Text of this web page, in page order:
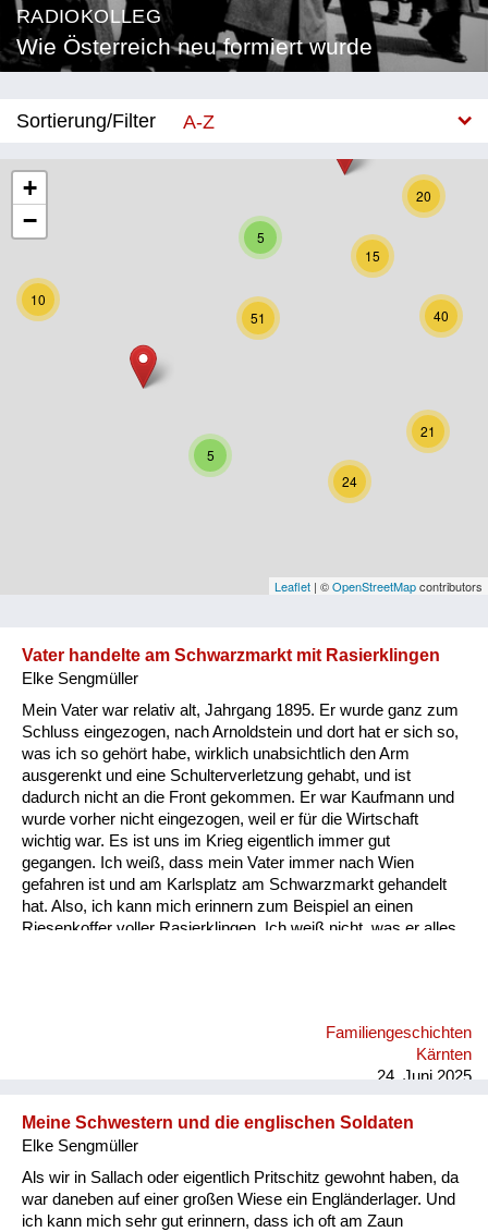
RADIOKOLLEG
Wie Österreich neu formiert wurde
Sortierung/Filter
A-Z
Bundesland
Burgenland
Kärnten
Salzburg
Vorarlberg
Besatzungsmächte
Frauen, Mütter, Kinder
Versorgung
Heimkehrer
Fluchtgeschichten
Wiederaufbau und
Wohnen
15
24
40
5
20
51
21
5
10
+
−
Leaflet | ©OpenStreetMapcontributors
Vater handelte am Schwarzmarkt mit Rasierklingen
Elke Sengmüller
Mein Vater war relativ alt, Jahrgang 1895. Er wurde ganz zum
Schluss eingezogen, nach Arnoldstein und dort hat er sich so,
was ich so gehört habe, wirklich unabsichtlich den Arm
ausgerenkt und eine Schulterverletzung gehabt, und ist
dadurch nicht an die Front gekommen. Er war Kaufmann und
wurde vorher nicht eingezogen, weil er für die Wirtschaft
wichtig war. Es ist uns im Krieg eigentlich immer gut
gegangen. Ich weiß, dass mein Vater immer nach Wien
gefahren ist und am Karlsplatz am Schwarzmarkt gehandelt
hat. Also, ich kann mich erinnern zum Beispiel an einen
Riesenkoffer voller Rasierklingen. Ich weiß nicht, was er alles
Familiengeschichten
Kärnten
24. Juni 2025
Meine Schwestern und die englischen Soldaten
Elke Sengmüller
Als wir in Sallach oder eigentlich Pritschitz gewohnt haben, da
war daneben auf einer großen Wiese ein Engländerlager. Und
ich kann mich sehr gut erinnern, dass ich oft am Zaun